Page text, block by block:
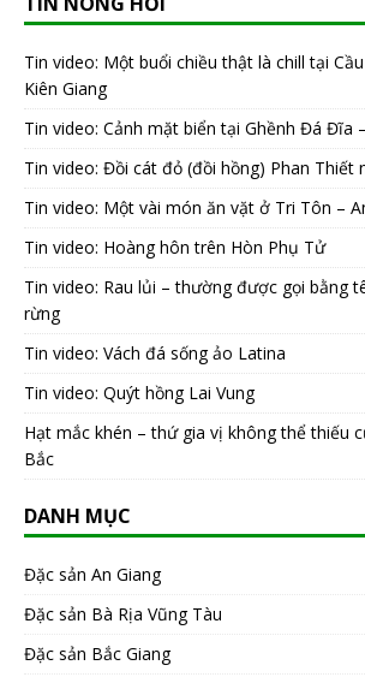
Tin video: Một buổi chiều thật là chill tại
Kiên Giang
Tin video: Cảnh mặt biển tại Ghềnh Đá Đĩa
Tin video: Đồi cát đỏ (đồi hồng) Phan Thiết
Tin video: Một vài món ăn vặt ở Tri Tôn –
Tin video: Hoàng hôn trên Hòn Phụ Tử
Tin video: Rau lủi – thường được gọi bằng
rừng
Tin video: Vách đá sống ảo Latina
Tin video: Quýt hồng Lai Vung
Hạt mắc khén – thứ gia vị không thể thiếu
Bắc
DANH MỤC
Đặc sản An Giang
Đặc sản Bà Rịa Vũng Tàu
Đặc sản Bắc Giang